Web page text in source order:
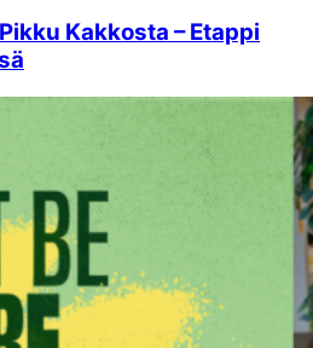
Kakkosta – Etappi